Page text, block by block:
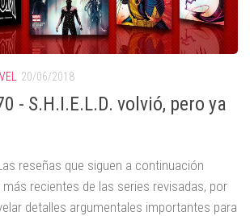
20/06/2018
- S.H.I.E.L.D. volvió, pero ya
reseñas que siguen a continuación
recientes de las series revisadas, por
detalles argumentales importantes para